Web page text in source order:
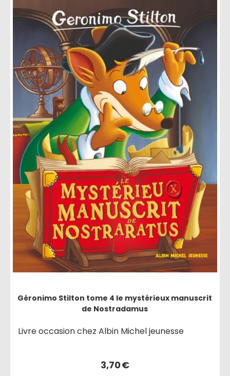
Géronimo Stilton tome 4 le mystérieux manuscrit
de Nostradamus
Livre occasion chez Albin Michel jeunesse
3,70€